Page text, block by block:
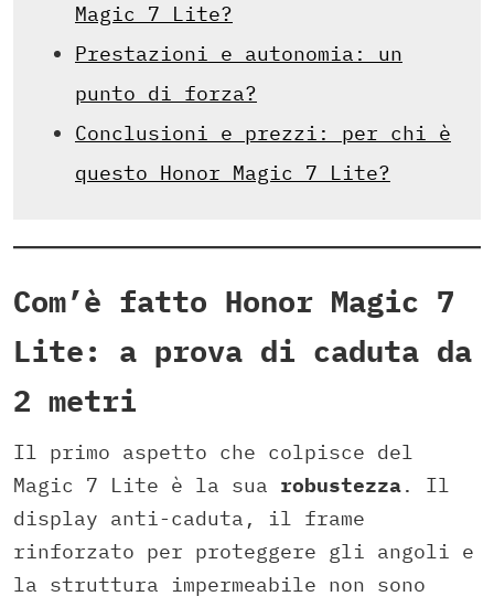
Magic 7 Lite?
Prestazioni e autonomia: un
punto di forza?
Conclusioni e prezzi: per chi è
questo Honor Magic 7 Lite?
Com’è fatto Honor Magic 7
Lite: a prova di caduta da
2 metri
Il primo aspetto che colpisce del
Magic 7 Lite è la sua robustezza. Il
display anti-caduta, il frame
rinforzato per proteggere gli angoli e
la struttura impermeabile non sono